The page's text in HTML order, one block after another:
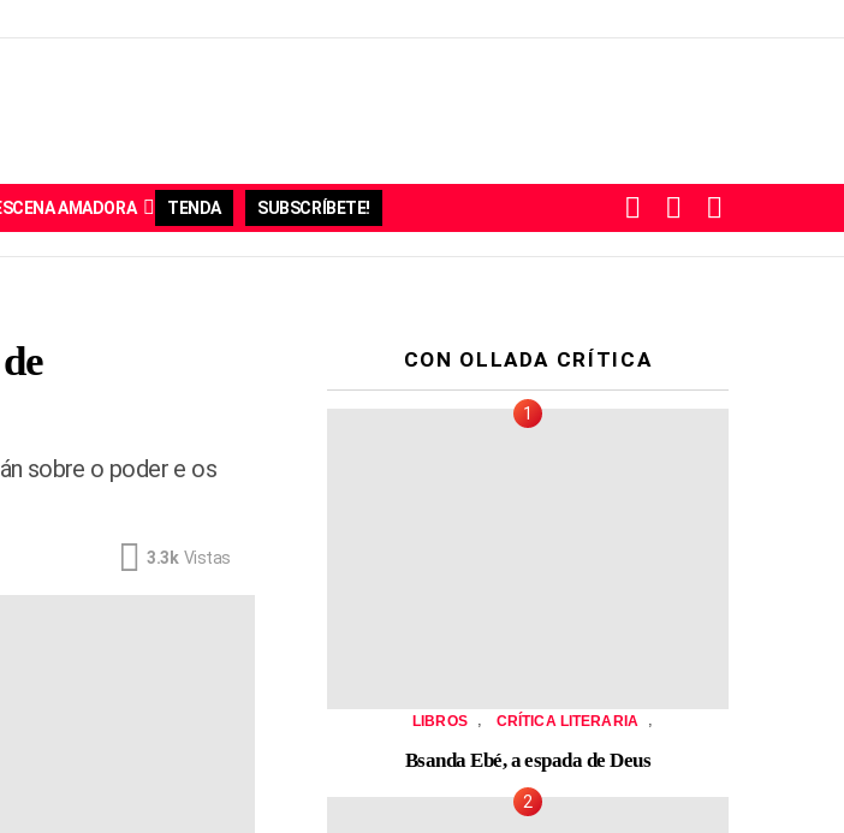
AMADORA TENDA SUBSCRÍBETE!
SWITCH
SKIN
BUSCAR
sobre o poder e os
3.3k Vistas
CON OLLADA CRÍTICA
LIBROS , CRÍTICA LITERARIA ,
Bsanda Ebé, a espada de Deus